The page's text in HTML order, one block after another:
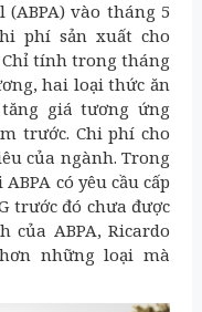
vào tháng 5
phí sản xuất cho
tính trong tháng
hai loại thức ăn
giá tương ứng
trước. Chi phí cho
của ngành. Trong
có yêu cầu cấp
trước đó chưa được
của ABPA, Ricardo
những loại mà